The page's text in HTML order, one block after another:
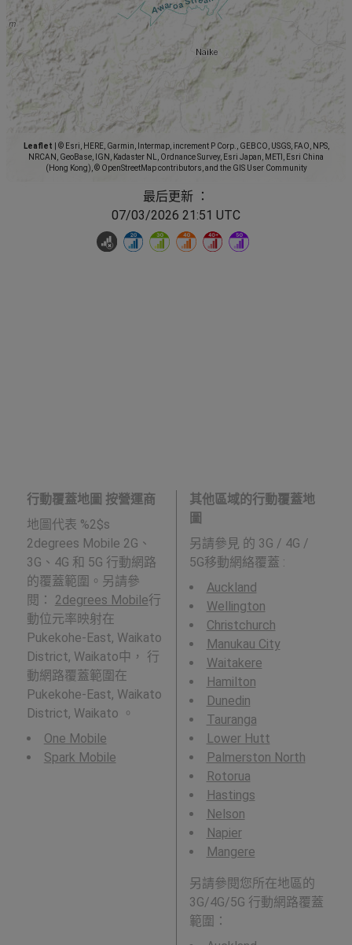
Leaflet
© Esri, HERE, Garmin, Intermap, increment P Corp., GEBCO, USGS, FAO, NPS,
NRCAN, GeoBase, IGN, Kadaster NL, Ordnance Survey, Esri Japan, METI, Esri China
(Hong Kong), © OpenStreetMap contributors, and the GIS User Community
最后更新 ：
07/03/2026 21:51 UTC
行動覆蓋地圖 按營運商
地圖代表 %2$s
2degrees Mobile 2G、
3G、4G 和 5G 行動網路
的覆蓋範圍。另請參
閱： 2degrees Mobile行
動位元率映射在
Pukekohe-East, Waikato
District, Waikato中， 行
動網路覆蓋範圍在
Pukekohe-East, Waikato
District, Waikato 。
One Mobile
Spark Mobile
其他區域的行動覆蓋地
圖
另請參見 的 3G / 4G /
5G移動網絡覆蓋 :
Auckland
Wellington
Christchurch
Manukau City
Waitakere
Hamilton
Dunedin
Tauranga
Lower Hutt
Palmerston North
Rotorua
Hastings
Nelson
Napier
Mangere
另請參閱您所在地區的
3G/4G/5G 行動網路覆蓋
範圍：